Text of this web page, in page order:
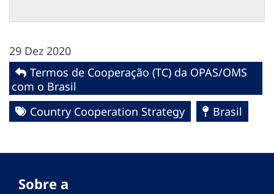
29 Dez 2020
Termos de Cooperação (TC) da OPAS/OMS
com o Brasil
Country Cooperation Strategy
Brasil
Sobre a